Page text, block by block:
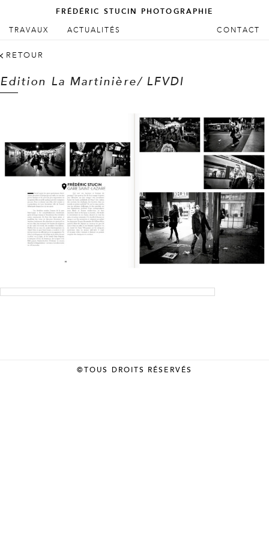
FRÉDÉRIC STUCIN PHOTOGRAPHIE
Menu principal
ALLER AU CONTENU PRINCIPAL
ALLER AU CONTENU SECONDAIRE
TRAVAUX ACTUALITÉS CONTACT
RETOUR
Edition La Martinière/ LFVDI
©TOUS DROITS RÉSERVÉS